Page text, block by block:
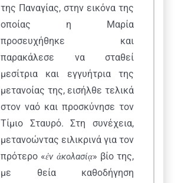
της Παναγίας, στην εικόνα της
οποίας η Μαρία
προσευχήθηκε και
παρακάλεσε να σταθεί
μεσίτρια και εγγυήτρια της
μετανοίας της, εισήλθε τελικά
στον ναό και προσκύνησε τον
Τίμιο Σταυρό. Στη συνέχεια,
μετανοώντας ειλικρινά για τον
πρότερο «ἐν ἀκολασίᾳ» βίο της,
με θεία καθοδήγηση